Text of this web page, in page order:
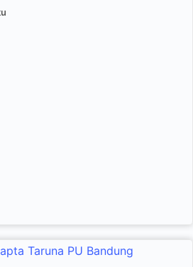
Taruna PU Bandung